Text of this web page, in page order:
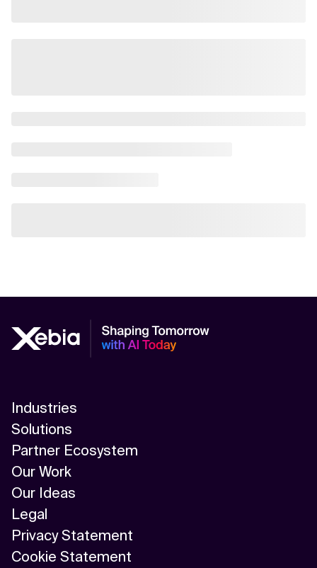
Industries
Solutions
Partner Ecosystem
Our Work
Our Ideas
Legal
Privacy Statement
Cookie Statement